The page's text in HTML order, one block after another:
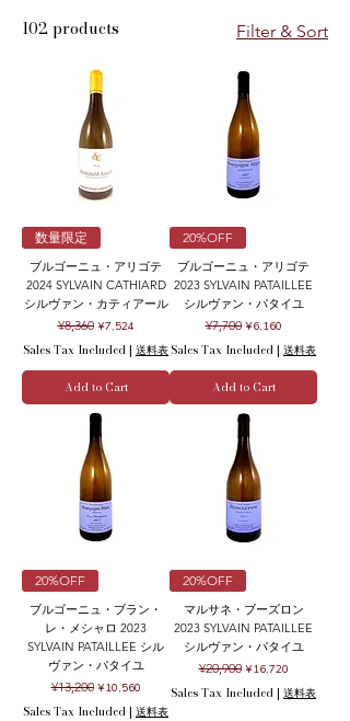
102 products Filter & Sort
数量限定
ブルゴーニュ・アリゴテ
2024 SYLVAIN CATHIARD
シルヴァン・カティアール
Regular Price
¥8,360 Sale Price
¥7,524
Sales Tax Included | 送料表
Add to Cart
20%OFF
ブルゴーニュ・アリゴテ
2023 SYLVAIN PATAILLEE
シルヴァン・パタイユ
Regular Price
¥7,700 Sale Price
¥6,160
Sales Tax Included | 送料表
Add to Cart
20%OFF
ブルゴーニュ・ブラン・
レ・メシャロ 2023
SYLVAIN PATAILLEE シル
ヴァン・パタイユ
Regular Price
¥13,200 Sale Price
¥10,560
Sales Tax Included | 送料表
20%OFF
マルサネ・ブーズロン
2023 SYLVAIN PATAILLEE
シルヴァン・パタイユ
Regular Price
¥20,900 Sale Price
¥16,720
Sales Tax Included | 送料表